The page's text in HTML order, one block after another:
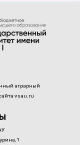
аграрный
vsau.ru
1